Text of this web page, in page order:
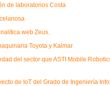
de laboratorios Costa
web Zeus.
Toyota y Kalmar
del sector que ASTI Mobile
de IoT del Grado de Ingeniería